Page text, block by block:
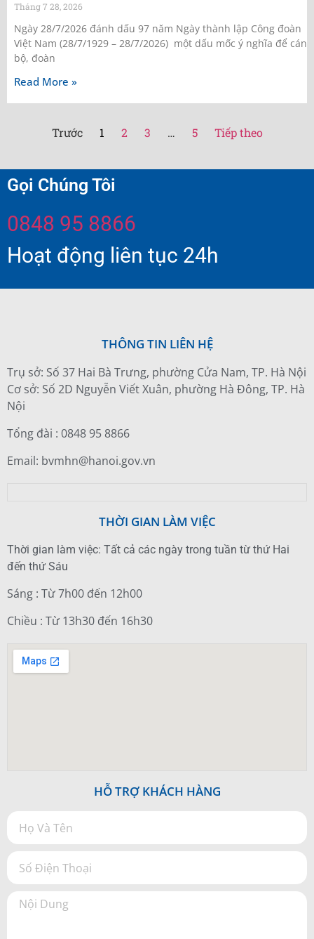
Tháng 7 28, 2026
Ngày 28/7/2026 đánh dấu 97 năm Ngày thành lập Công đoàn
Việt Nam (28/7/1929 – 28/7/2026) một dấu mốc ý nghĩa để cán
bộ, đoàn
Read More »
Trước 1 2 3 … 5 Tiếp theo
Gọi Chúng Tôi
0848 95 8866
Hoạt động liên tục 24h
THÔNG TIN LIÊN HỆ
Trụ sở: Số 37 Hai Bà Trưng, phường Cửa Nam, TP. Hà Nội
Cơ sở: Số 2D Nguyễn Viết Xuân, phường Hà Đông, TP. Hà
Nội
Tổng đài : 0848 95 8866
Email: bvmhn@hanoi.gov.vn
THỜI GIAN LÀM VIỆC
Thời gian làm việc: Tất cả các ngày trong tuần từ thứ Hai
đến thứ Sáu
Sáng : Từ 7h00 đến 12h00
Chiều : Từ 13h30 đến 16h30
HỖ TRỢ KHÁCH HÀNG